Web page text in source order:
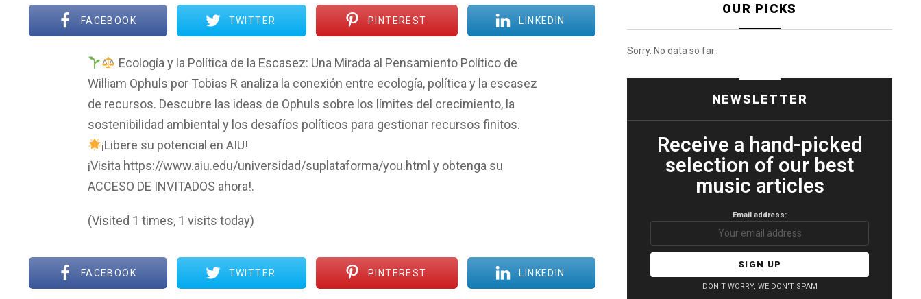
FACEBOOK TWITTER PINTEREST LINKEDIN
Ecología y la Política de la Escasez: Una Mirada al Pensamiento Político de
William Ophuls por Tobias R analiza la conexión entre ecología, política y la escasez
de recursos. Descubre las ideas de Ophuls sobre los límites del crecimiento, la
sostenibilidad ambiental y los desafíos políticos para gestionar recursos finitos.
¡Libere su potencial en AIU!
¡Visita https://www.aiu.edu/universidad/suplataforma/you.html y obtenga su
ACCESO DE INVITADOS ahora!.
(Visited 1 times, 1 visits today)
FACEBOOK TWITTER PINTEREST LINKEDIN
OUR PICKS
Sorry. No data so far.
NEWSLETTER
Receive a hand-picked
selection of our best
music articles
Email address:
DON'T WORRY, WE DON'T SPAM